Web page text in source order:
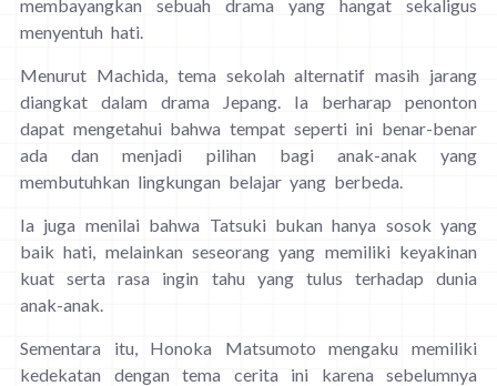
membayangkan sebuah drama yang hangat sekaligus
menyentuh hati.
Menurut Machida, tema sekolah alternatif masih jarang
diangkat dalam drama Jepang. Ia berharap penonton
dapat mengetahui bahwa tempat seperti ini benar-benar
ada dan menjadi pilihan bagi anak-anak yang
membutuhkan lingkungan belajar yang berbeda.
Ia juga menilai bahwa Tatsuki bukan hanya sosok yang
baik hati, melainkan seseorang yang memiliki keyakinan
kuat serta rasa ingin tahu yang tulus terhadap dunia
anak-anak.
Sementara itu, Honoka Matsumoto mengaku memiliki
kedekatan dengan tema cerita ini karena sebelumnya